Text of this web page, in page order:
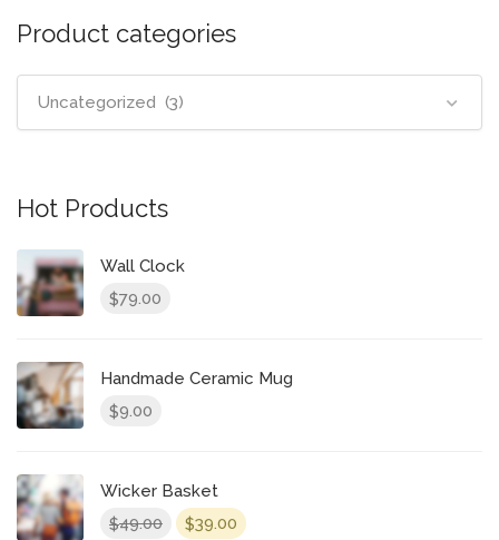
Product categories
Uncategorized (3)
Hot Products
Wall Clock
$79.00
Handmade Ceramic Mug
$9.00
Wicker Basket
$49.00 $39.00